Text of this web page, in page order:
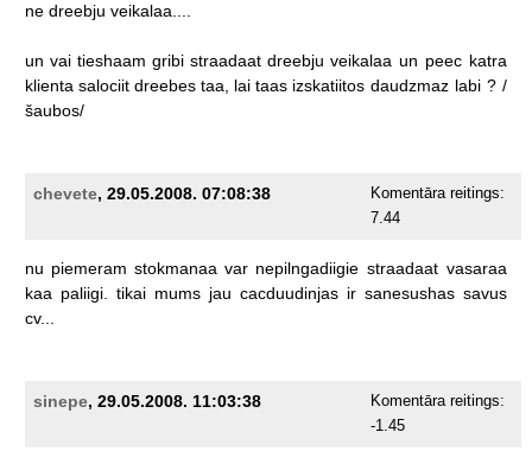
ne dreebju veikalaa....
un vai tieshaam gribi straadaat dreebju veikalaa un peec katra
klienta salociit dreebes taa, lai taas izskatiitos daudzmaz labi ? /
šaubos/
chevete, 29.05.2008. 07:08:38
Komentāra reitings:
7.44
nu piemeram stokmanaa var nepilngadiigie straadaat vasaraa
kaa paliigi. tikai mums jau cacduudinjas ir sanesushas savus
cv...
sinepe, 29.05.2008. 11:03:38
Komentāra reitings:
-1.45